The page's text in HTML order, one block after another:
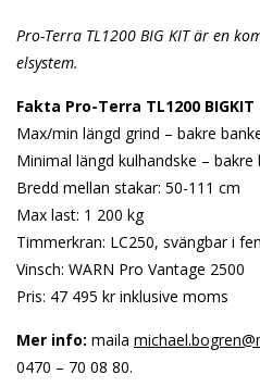
Pro-Terra TL1200 BIG KIT är en
elsystem.
Fakta Pro-Terra TL1200 BIGKIT
Max/min längd grind – bakre
Minimal längd kulhandske – bakre
Bredd mellan stakar: 50-111 cm
Max last: 1 200 kg
Timmerkran: LC250, svängbar i
Vinsch: WARN Pro Vantage 2500
Pris: 47 495 kr inklusive moms
Mer info: maila
0470 – 70 08 80.